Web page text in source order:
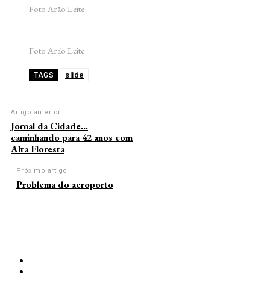
Foto Arão Leite
Foto Arão Leite
TAGS slide
Artigo anterior
Jornal da Cidade…
caminhando para 42 anos com
Alta Floresta
Próximo artigo
Problema do aeroporto